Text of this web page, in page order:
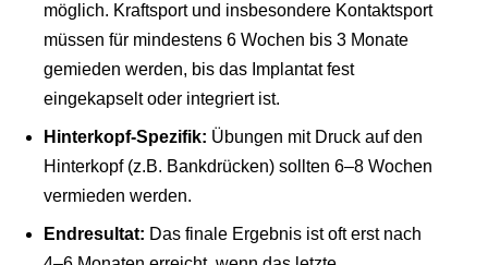
möglich. Kraftsport und insbesondere Kontaktsport
müssen für mindestens 6 Wochen bis 3 Monate
gemieden werden, bis das Implantat fest
eingekapselt oder integriert ist.
Hinterkopf-Spezifik: Übungen mit Druck auf den
Hinterkopf (z.B. Bankdrücken) sollten 6–8 Wochen
vermieden werden.
Endresultat: Das finale Ergebnis ist oft erst nach